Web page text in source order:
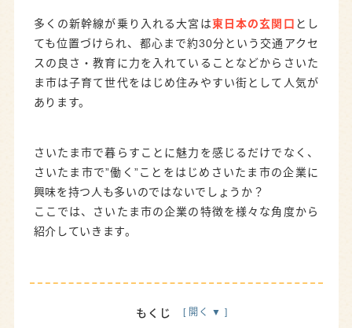
多くの新幹線が乗り入れる大宮は東日本の玄関口 とし
ても位置づけられ、都心まで約30分という交通アクセ
スの良さ・教育に力を入れていることなどからさいた
ま市は子育て世代をはじめ住みやすい街として人気が
あります。
さいたま市で暮らすことに魅力を感じるだけでなく、
さいたま市で”働く”ことをはじめさいたま市の企業に
興味を持つ人も多いのではないでしょうか？
ここでは、さいたま市の企業の特徴を様々な角度から
紹介していきます。
もくじ